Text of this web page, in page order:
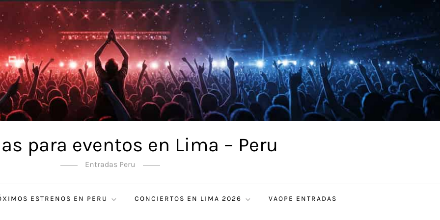
para eventos en Lima – Peru
Entradas Peru
ESTRENOS EN PERU CONCIERTOS EN LIMA 2026 VAOPE ENTRADAS